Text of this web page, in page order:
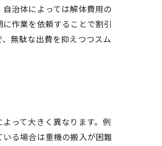
治体によっては解体費用の
作業を依頼することで割引
無駄な出費を抑えつつスム
って大きく異なります。例
る場合は重機の搬入が困難